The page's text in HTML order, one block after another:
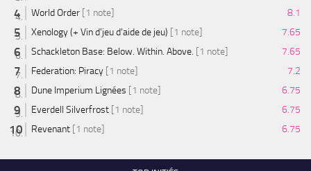
World Order [1 note]
8.1
Xenology (+ Vin d'jeu d'aide de jeu) [1 note]
7.65
Schackleton Base: Below. Within. Above. [1 note]
7.65
Federation: Piracy [1 note]
7.2
Dune Imperium Lignées [1 note]
6.75
Everdell Silverfrost [1 note]
6.75
Revenant [1 note] 6.75